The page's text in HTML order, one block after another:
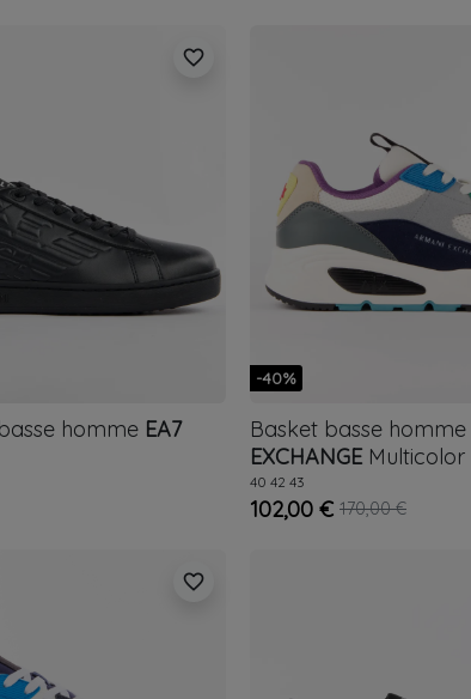
favorite_border
homme EA7
-40%
Basket basse homme
EXCHANGE Multicolor
40 42 43
102,00 € 170,00 €
favorite_border